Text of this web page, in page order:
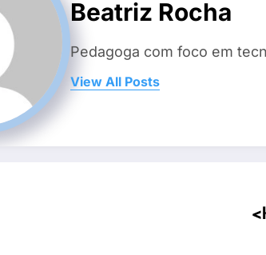
Beatriz Rocha
Pedagoga com foco em
View All Posts